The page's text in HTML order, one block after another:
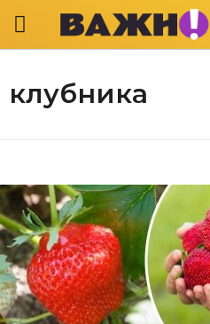
клубника